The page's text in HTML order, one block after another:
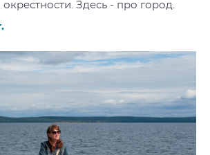
Здесь - про город.
.